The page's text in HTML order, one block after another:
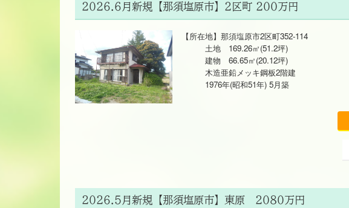
2026.6月新規【那須塩原市】2区町 200万円
【所在地】那須塩原市2区町352-114
土地 169.26㎡(51.2坪)
建物 66.65㎡(20.12坪)
木造亜鉛メッキ鋼板2階建
1976年(昭和51年) 5月築
2026.5月新規【那須塩原市】東原 2080万円